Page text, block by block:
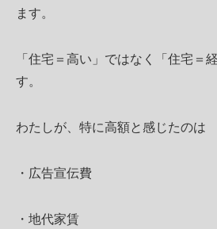
ます。
「住宅＝高い」ではなく「住宅＝
す。
わたしが、特に高額と感じたのは
・広告宣伝費
・地代家賃